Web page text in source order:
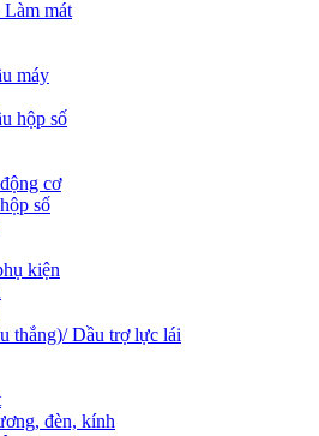
mát
máy
hộp số
cơ
số
kiện
thắng)/ Dầu trợ lực lái
đèn, kính